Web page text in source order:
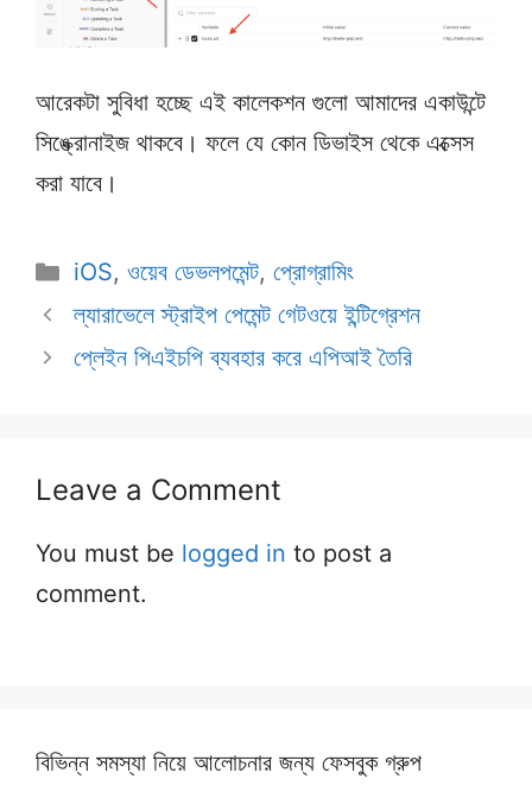
আরেকটা সুবিধা হচ্ছে এই কালেকশন গুলো আমাদের একাউন্টে
সিঙ্ক্রোনাইজ থাকবে। ফলে যে কোন ডিভাইস থেকে এক্সেস
করা যাবে।
Categories
iOS, ওয়েব ডেভলপমেন্ট, প্রোগ্রামিং
ল্যারাভেলে স্ট্রাইপ পেমেন্ট গেটওয়ে ইন্টিগ্রেশন
প্লেইন পিএইচপি ব্যবহার করে এপিআই তৈরি
Leave a Comment
You must be logged in to post a
comment.
বিভিন্ন সমস্যা নিয়ে আলোচনার জন্য ফেসবুক গ্রুপ